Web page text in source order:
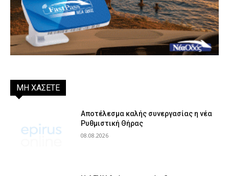
ΜΗ ΧΑΣΕΤΕ
Αποτέλεσμα καλής συνεργασίας η νέα
Ρυθμιστική Θήρας
08.08.2026